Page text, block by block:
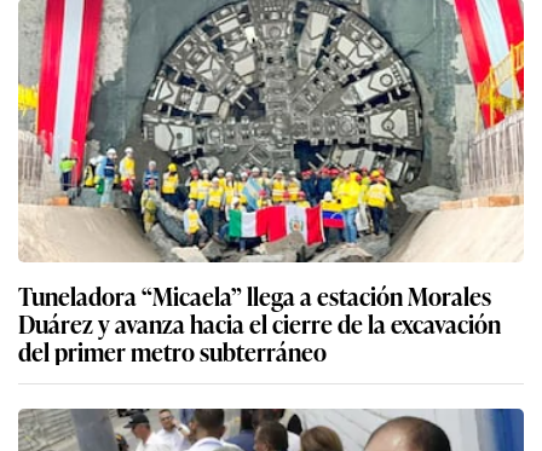
Tuneladora “Micaela” llega a estación Morales
Duárez y avanza hacia el cierre de la excavación
del primer metro subterráneo